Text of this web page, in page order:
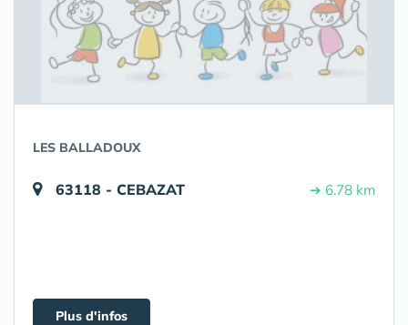
LES BALLADOUX
63118 - CEBAZAT ➔ 6.78 km
Plus d'infos